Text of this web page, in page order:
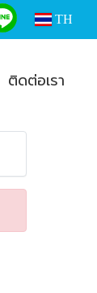
TH
ติดต่อเรา